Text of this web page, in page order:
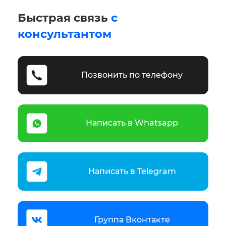
Быстрая связь с
консультантом
Позвонить по телефону
Написать в Whatsapp
Написать в Telegram
Группа Вконтакте